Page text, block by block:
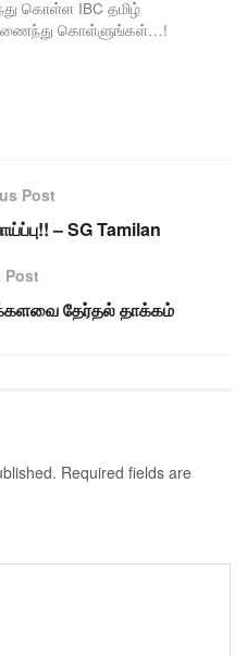
கொள்ள IBC தமிழ்
கொள்ளுங்கள்…!
Post
– SG Tamilan
Post
தேர்தல் தாக்கம்
Required fields are